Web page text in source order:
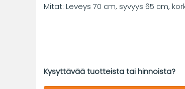
Mitat: Leveys 70 cm, syvyys 65 cm,
Kysyttävää tuotteista tai hinnoista?